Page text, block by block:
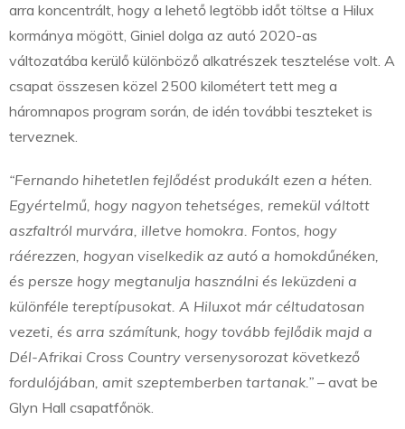
arra koncentrált, hogy a lehető legtöbb időt töltse a Hilux
kormánya mögött, Giniel dolga az autó 2020-as
változatába kerülő különböző alkatrészek tesztelése volt. A
csapat összesen közel 2500 kilométert tett meg a
háromnapos program során, de idén további teszteket is
terveznek.
“Fernando hihetetlen fejlődést produkált ezen a héten.
Egyértelmű, hogy nagyon tehetséges, remekül váltott
aszfaltról murvára, illetve homokra. Fontos, hogy
ráérezzen, hogyan viselkedik az autó a homokdűnéken,
és persze hogy megtanulja használni és leküzdeni a
különféle tereptípusokat. A Hiluxot már céltudatosan
vezeti, és arra számítunk, hogy tovább fejlődik majd a
Dél-Afrikai Cross Country versenysorozat következő
fordulójában, amit szeptemberben tartanak.” – avat be
Glyn Hall csapatfőnök.